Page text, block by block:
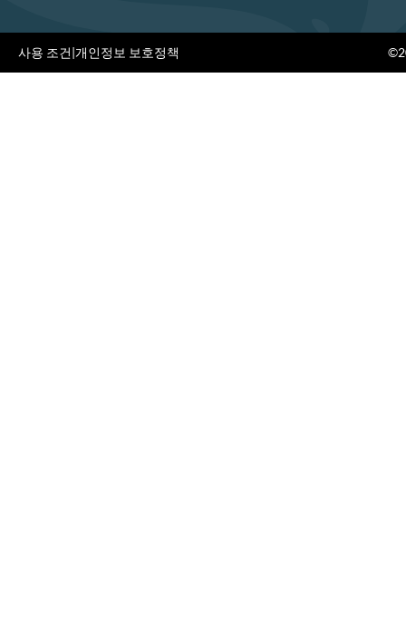
사용 조건|개인정보 보호정책